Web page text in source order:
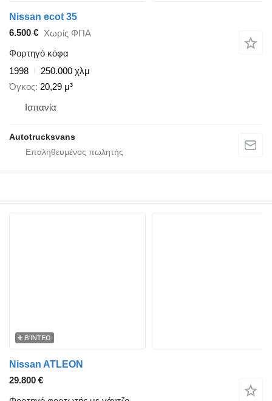
Nissan ecot 35
6.500 € Χωρίς ΦΠΑ
Φορτηγό κόφα
1998
250.000 χλμ
Όγκος 20,29 μ³
Ισπανία
Autotrucksvans
ΒΊΝΤΕΟ
Nissan ATLEON
29.800 €